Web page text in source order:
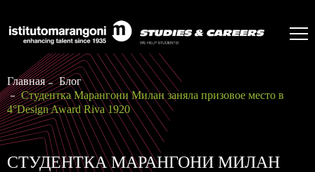
Главная
Блог
Студентка Марангони Милан заняла призовое место в
4°Design Award Riva 1920
СТУДЕНТКА МАРАНГОНИ МИЛАН